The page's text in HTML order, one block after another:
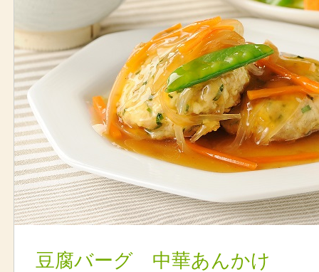
豆腐バーグ 中華あんかけ